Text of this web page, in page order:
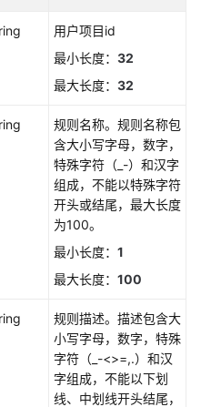
用户项目id
最小长度： 32
最大长度： 32
规则名称。规则名称包
含大小写字母，数字，
特殊字符（_-）和汉字
组成，不能以特殊字符
开头或结尾，最大长度
为100。
最小长度： 1
最大长度： 100
规则描述。描述包含大
小写字母，数字，特殊
字符（_-<>=,.）和汉
字组成，不能以下划
线、中划线开头结尾，